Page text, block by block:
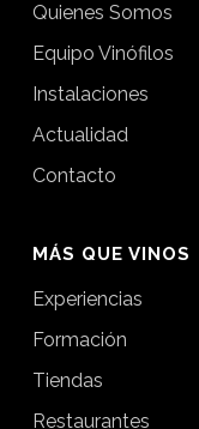
Quienes Somos
Equipo Vinófilos
Instalaciones
Actualidad
Contacto
MÁS QUE VINOS
Experiencias
Formación
Tiendas
Restaurantes